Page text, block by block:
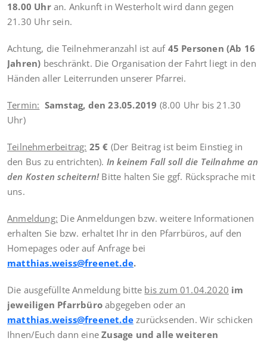
18.00 Uhran. Ankunft in Westerholt wird dann gegen
21.30 Uhr sein.
Achtung, die Teilnehmeranzahl ist auf 45 Personen (Ab 16
Jahren) beschränkt. Die Organisation der Fahrt liegt in den
Händen aller Leiterrunden unserer Pfarrei.
Termin: Samstag, den 23.05.2019 (8.00 Uhr bis 21.30
Uhr)
Teilnehmerbeitrag: 25 € (Der Beitrag ist beim Einstieg in
den Bus zu entrichten). In keinem Fall soll die Teilnahme an
den Kosten scheitern!Bitte halten Sie ggf. Rücksprache mit
uns.
Anmeldung: Die Anmeldungen bzw. weitere Informationen
erhalten Sie bzw. erhaltet Ihr in den Pfarrbüros, auf den
Homepages oder auf Anfrage bei
matthias.weiss@freenet.de.
Die ausgefüllte Anmeldung bitte bis zum 01.04.2020 im
jeweiligen Pfarrbüroabgegeben oder an
matthias.weiss@freenet.de zurücksenden. Wir schicken
Ihnen/Euch dann eineZusage und alle weiteren